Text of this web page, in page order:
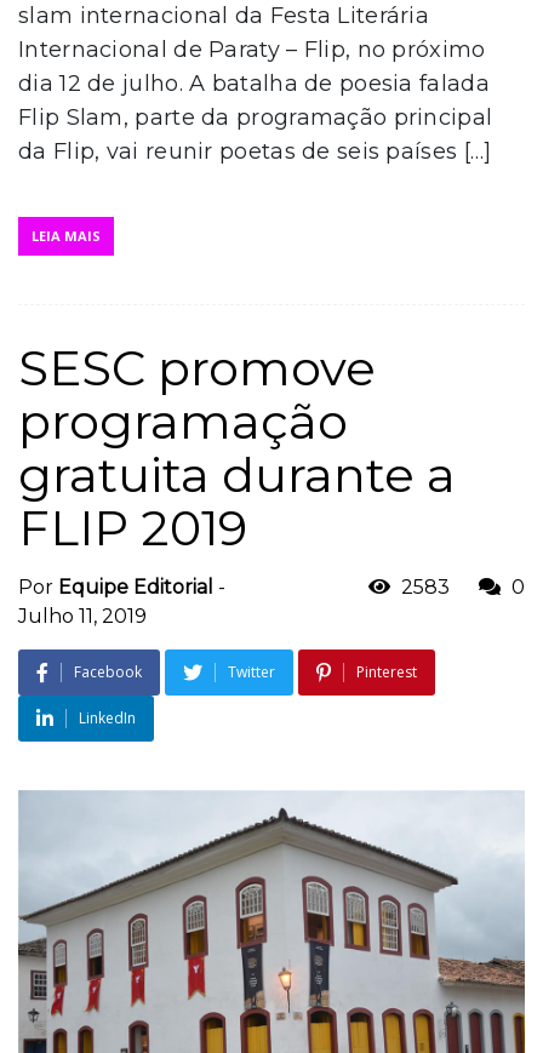
slam internacional da Festa Literária
Internacional de Paraty – Flip, no próximo
dia 12 de julho. A batalha de poesia falada
Flip Slam, parte da programação principal
da Flip, vai reunir poetas de seis países […]
LEIA MAIS
SESC promove
programação
gratuita durante a
FLIP 2019
Por Equipe Editorial -
Julho 11, 2019
2583 0
Facebook Twitter Pinterest
LinkedIn